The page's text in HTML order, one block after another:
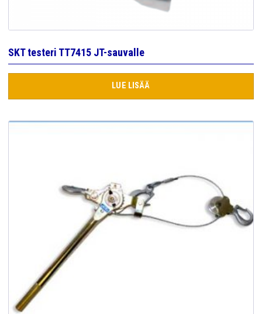
SKT testeri TT7415 JT-sauvalle
LUE LISÄÄ